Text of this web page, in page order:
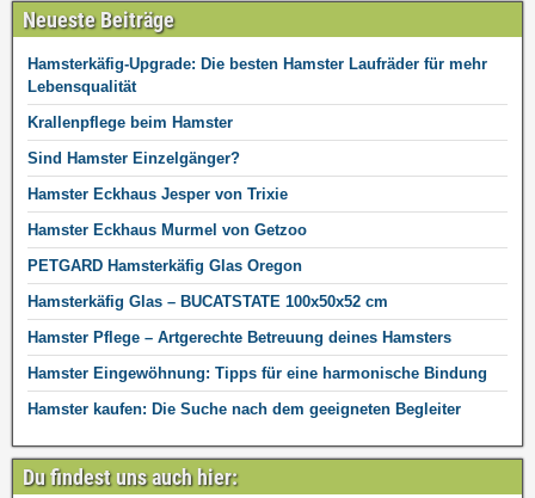
Neueste Beiträge
Hamsterkäfig-Upgrade: Die besten Hamster Laufräder für mehr
Lebensqualität
Krallenpflege beim Hamster
Sind Hamster Einzelgänger?
Hamster Eckhaus Jesper von Trixie
Hamster Eckhaus Murmel von Getzoo
PETGARD Hamsterkäfig Glas Oregon
Hamsterkäfig Glas – BUCATSTATE 100x50x52 cm
Hamster Pflege – Artgerechte Betreuung deines Hamsters
Hamster Eingewöhnung: Tipps für eine harmonische Bindung
Hamster kaufen: Die Suche nach dem geeigneten Begleiter
Du findest uns auch hier: